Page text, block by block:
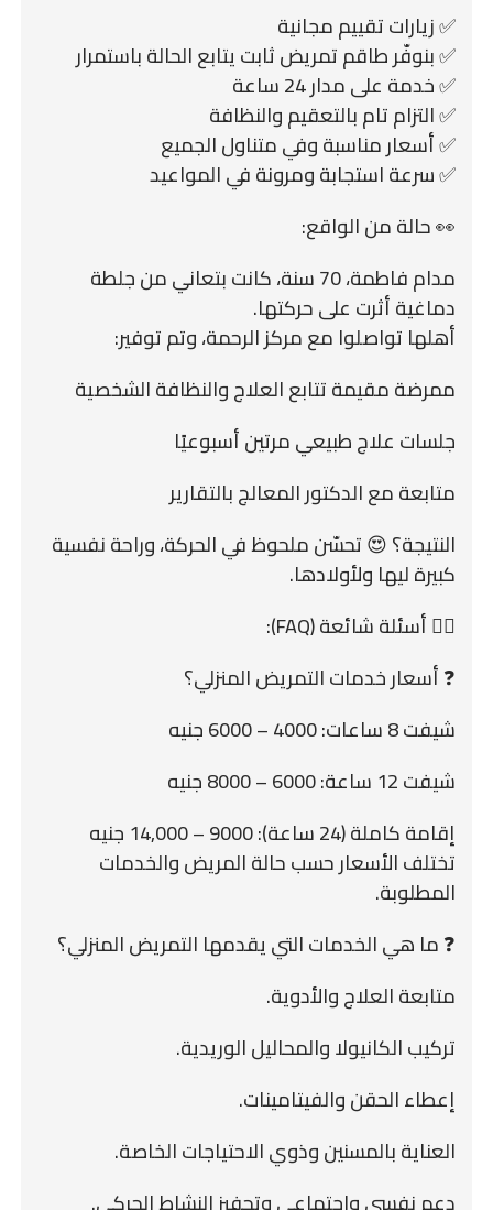
✅ زيارات تقييم مجانية
✅ بنوفّر طاقم تمريض ثابت يتابع الحالة باستمرار
✅ خدمة على مدار 24 ساعة
✅ التزام تام بالتعقيم والنظافة
✅ أسعار مناسبة وفي متناول الجميع
✅ سرعة استجابة ومرونة في المواعيد
👀 حالة من الواقع:
مدام فاطمة، 70 سنة، كانت بتعاني من جلطة
دماغية أثرت على حركتها.
أهلها تواصلوا مع مركز الرحمة، وتم توفير:
ممرضة مقيمة تتابع العلاج والنظافة الشخصية
جلسات علاج طبيعي مرتين أسبوعيًا
متابعة مع الدكتور المعالج بالتقارير
النتيجة؟ 😍 تحسّن ملحوظ في الحركة، وراحة نفسية
كبيرة ليها ولأولادها.
🙋‍♀️ أسئلة شائعة (FAQ):
❓ أسعار خدمات التمريض المنزلي؟
شيفت 8 ساعات: 4000 – 6000 جنيه
شيفت 12 ساعة: 6000 – 8000 جنيه
إقامة كاملة (24 ساعة): 9000 – 14,000 جنيه
تختلف الأسعار حسب حالة المريض والخدمات
المطلوبة.
❓ ما هي الخدمات التي يقدمها التمريض المنزلي؟
متابعة العلاج والأدوية.
تركيب الكانيولا والمحاليل الوريدية.
إعطاء الحقن والفيتامينات.
العناية بالمسنين وذوي الاحتياجات الخاصة.